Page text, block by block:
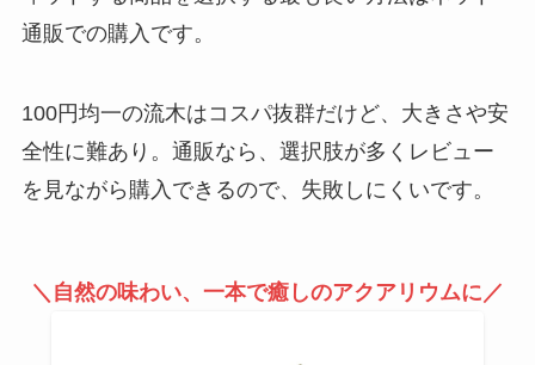
通販での購入です。
100円均一の流木はコスパ抜群だけど、大きさや安
全性に難あり。通販なら、選択肢が多くレビュー
を見ながら購入できるので、失敗しにくいです。
＼自然の味わい、一本で癒しのアクアリウムに／